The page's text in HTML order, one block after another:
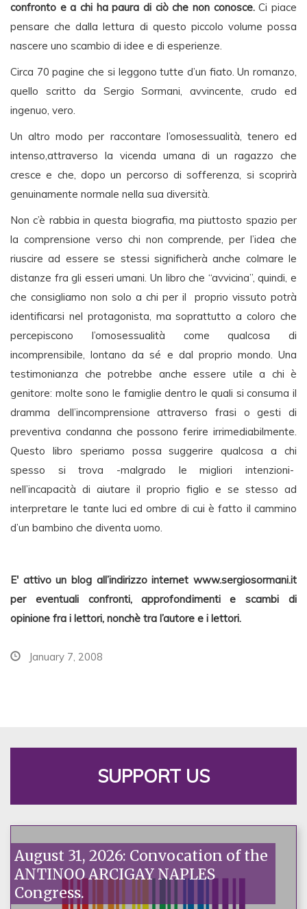
confronto e a chi ha paura di ciò che non conosce.Ci piace
pensare che dalla lettura di questo piccolo volume possa
nascere uno scambio di idee e di esperienze.
Circa 70 pagine che si leggono tutte d’un fiato. Un romanzo,
quello scritto da Sergio Sormani, avvincente, crudo ed
ingenuo, vero.
Un altro modo per raccontare l’omosessualità, tenero ed
intenso,attraverso la vicenda umana di un ragazzo che
cresce e che, dopo un percorso di sofferenza, si scoprirà
genuinamente normale nella sua diversità.
Non c’è rabbia in questa biografia, ma piuttosto spazio per
la comprensione verso chi non comprende, per l’idea che
riuscire ad essere se stessi significherà anche colmare le
distanze fra gli esseri umani. Un libro che “avvicina”, quindi, e
che consigliamo non solo a chi per il proprio vissuto potrà
identificarsi nel protagonista, ma soprattutto a coloro che
percepiscono l’omosessualità come qualcosa di
incomprensibile, lontano da sé e dal proprio mondo. Una
testimonianza che potrebbe anche essere utile a chi è
genitore: molte sono le famiglie dentro le quali si consuma il
dramma dell’incomprensione attraverso frasi o gesti di
preventiva condanna che possono ferire irrimediabilmente.
Questo libro speriamo possa suggerire qualcosa a chi
spesso si trova -malgrado le migliori intenzioni-
nell’incapacità di aiutare il proprio figlio e se stesso ad
interpretare le tante luci ed ombre di cui è fatto il cammino
d’un bambino che diventa uomo.
E' attivo un blog all’indirizzo internet www.sergiosormani.it
per eventuali confronti, approfondimenti e scambi di
opinione fra i lettori, nonchè tra l’autore e i lettori.
January 7, 2008
SUPPORT US
August 31, 2026: Convocation of the
ANTINOO ARCIGAY NAPLES
Congress.